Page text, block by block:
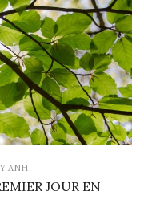
ANH
JOUR EN